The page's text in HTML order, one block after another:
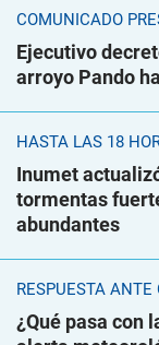
COMUNICADO
Ejecutivo
arroyo Pando
HASTA LAS 18
Inumet
tormentas
abundantes
RESPUESTA ANTE
¿Qué pasa con